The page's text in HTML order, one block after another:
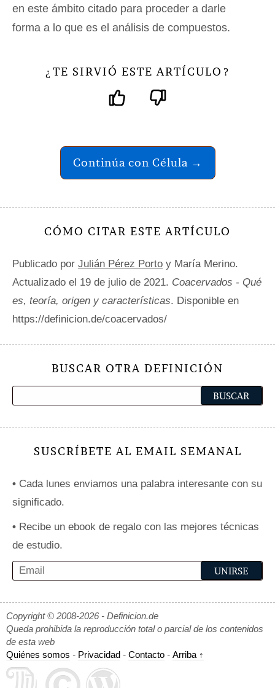
en este ámbito citado para proceder a darle
forma a lo que es el análisis de compuestos.
¿ TE SIRVIÓ ESTE ARTÍCULO ?
Continúa con Célula →
CÓMO CITAR ESTE ARTÍCULO
Publicado por Julián Pérez Porto y María Merino.
Actualizado el 19 de julio de 2021. Coacervados - Qué
es, teoría, origen y características. Disponible en
https://definicion.de/coacervados/
BUSCAR OTRA DEFINICIÓN
SUSCRÍBETE AL EMAIL SEMANAL
• Cada lunes enviamos una palabra interesante con su
significado.
• Recibe un ebook de regalo con las mejores técnicas
de estudio.
Copyright © 2008-2026 - Definicion.de
Queda prohibida la reproducción total o parcial de los contenidos
de esta web
Quiénes somos - Privacidad - Contacto - Arriba ↑